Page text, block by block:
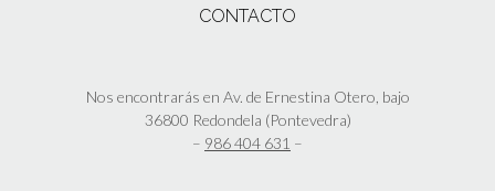
CONTACTO
Nos encontrarás en Av. de Ernestina Otero, bajo
36800 Redondela (Pontevedra)
– 986 404 631 –